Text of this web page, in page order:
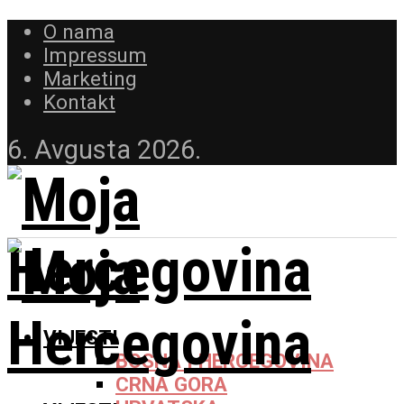
O nama
Impressum
Marketing
Kontakt
6. Avgusta 2026.
VIJESTI
BOSNA I HERCEGOVINA
CRNA GORA